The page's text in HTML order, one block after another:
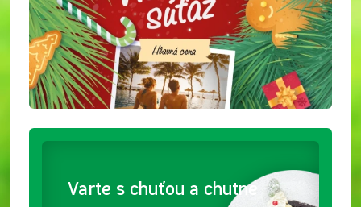
Varte s chuťou a chutne